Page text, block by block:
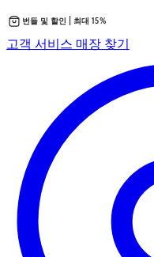
텐
가
기
번들 및 할인 | 최대 15%
고객 서비스 새
서
립
매장 찾기